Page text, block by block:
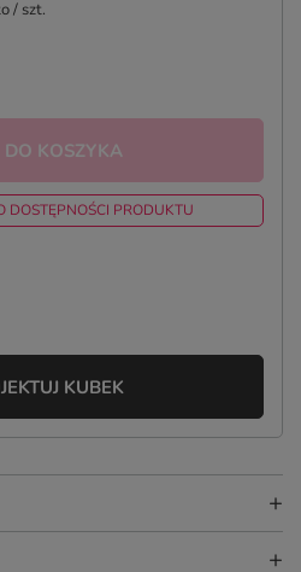
/ szt.
DO KOSZYKA
DOSTĘPNOŚCI PRODUKTU
KUBEK